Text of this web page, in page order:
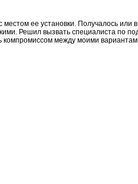
ее установки. Получалось или
Решил вызвать специалиста по
компромиссом между моими